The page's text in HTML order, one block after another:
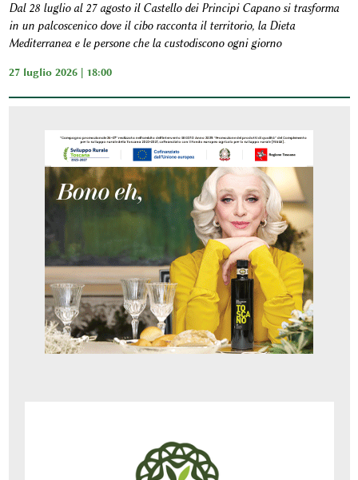
Dal 28 luglio al 27 agosto il Castello dei Principi Capano si trasforma
in un palcoscenico dove il cibo racconta il territorio, la Dieta
Mediterranea e le persone che la custodiscono ogni giorno
27 luglio 2026 | 18:00